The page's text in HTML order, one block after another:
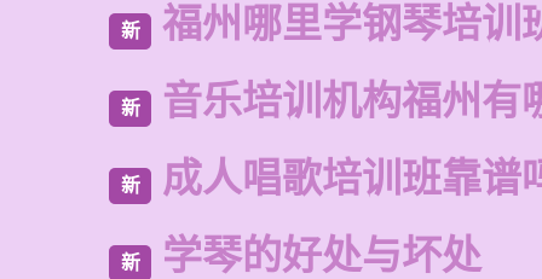
新 福州哪里学钢琴培训
新 音乐培训机构福州有
新 成人唱歌培训班靠谱
新 学琴的好处与坏处